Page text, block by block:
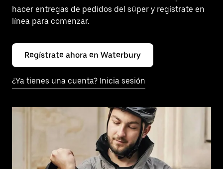
hacer entregas de pedidos del súper y regístrate en
línea para comenzar.
Regístrate ahora en Waterbury
¿Ya tienes una cuenta? Inicia sesión